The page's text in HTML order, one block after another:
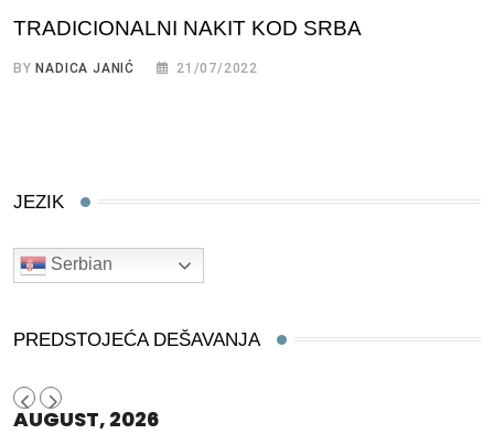
TRADICIONALNI NAKIT KOD SRBA
BY NADICA JANIĆ 21/07/2022
JEZIK
Serbian
PREDSTOJEĆA DEŠAVANJA
AUGUST, 2026